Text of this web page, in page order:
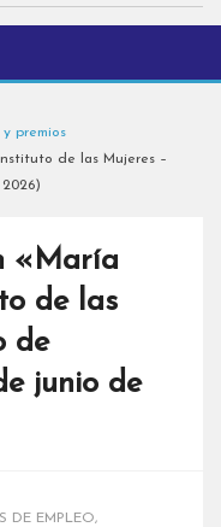
premios
de las Mujeres –
«María
de las
de
junio de
DE EMPLEO,